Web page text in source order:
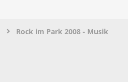
Rock im Park 2008 - Musik